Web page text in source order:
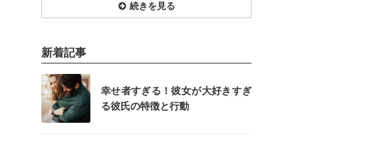
続きを見る
新着記事
幸せ者すぎる！彼女が大好きすぎ
る彼氏の特徴と行動